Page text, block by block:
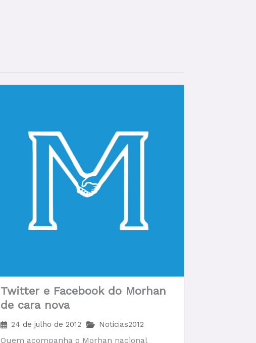
Twitter e Facebook do Morhan
de cara nova
24 de julho de 2012 Noticias2012
Quem acompanha o Morhan nacional